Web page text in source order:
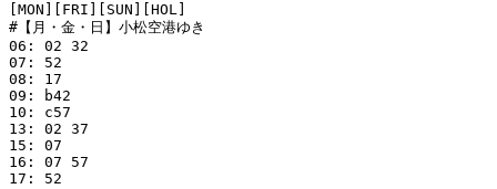
[MON][FRI][SUN][HOL]
#【月・金・日】小松空港ゆき
06: 02 32
07: 52
08: 17
09: b42
10: c57
13: 02 37
15: 07
16: 07 57
17: 52